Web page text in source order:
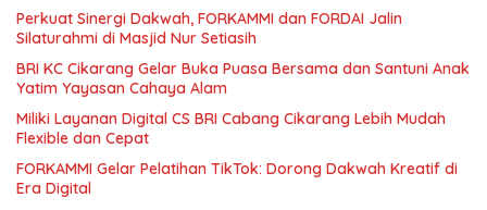
Perkuat Sinergi Dakwah, FORKAMMI dan FORDAI Jalin
Silaturahmi di Masjid Nur Setiasih
BRI KC Cikarang Gelar Buka Puasa Bersama dan Santuni Anak
Yatim Yayasan Cahaya Alam
Miliki Layanan Digital CS BRI Cabang Cikarang Lebih Mudah
Flexible dan Cepat
FORKAMMI Gelar Pelatihan TikTok: Dorong Dakwah Kreatif di
Era Digital